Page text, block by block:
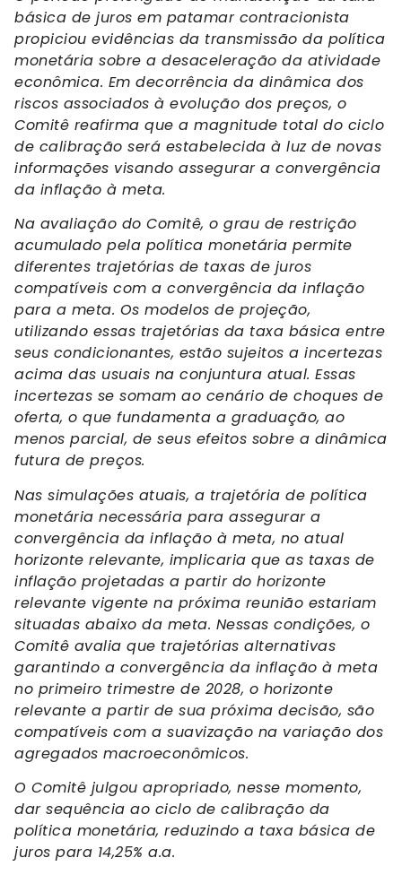
básica de juros em patamar contracionista
propiciou evidências da transmissão da política
monetária sobre a desaceleração da atividade
econômica. Em decorrência da dinâmica dos
riscos associados à evolução dos preços, o
Comitê reafirma que a magnitude total do ciclo
de calibração será estabelecida à luz de novas
informações visando assegurar a convergência
da inflação à meta.
Na avaliação do Comitê, o grau de restrição
acumulado pela política monetária permite
diferentes trajetórias de taxas de juros
compatíveis com a convergência da inflação
para a meta. Os modelos de projeção,
utilizando essas trajetórias da taxa básica entre
seus condicionantes, estão sujeitos a incertezas
acima das usuais na conjuntura atual. Essas
incertezas se somam ao cenário de choques de
oferta, o que fundamenta a graduação, ao
menos parcial, de seus efeitos sobre a dinâmica
futura de preços.
Nas simulações atuais, a trajetória de política
monetária necessária para assegurar a
convergência da inflação à meta, no atual
horizonte relevante, implicaria que as taxas de
inflação projetadas a partir do horizonte
relevante vigente na próxima reunião estariam
situadas abaixo da meta. Nessas condições, o
Comitê avalia que trajetórias alternativas
garantindo a convergência da inflação à meta
no primeiro trimestre de 2028, o horizonte
relevante a partir de sua próxima decisão, são
compatíveis com a suavização na variação dos
agregados macroeconômicos.
O Comitê julgou apropriado, nesse momento,
dar sequência ao ciclo de calibração da
política monetária, reduzindo a taxa básica de
juros para 14,25% a.a.